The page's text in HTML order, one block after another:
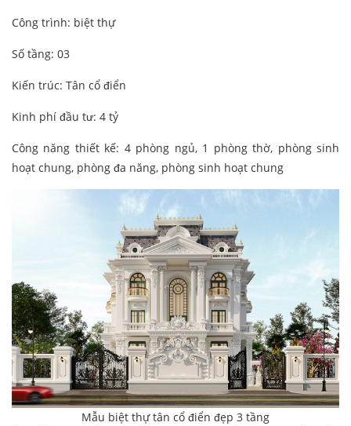
Công trình: biệt thự
Số tầng: 03
Kiến trúc: Tân cổ điển
Kinh phí đầu tư: 4 tỷ
Công năng thiết kế: 4 phòng ngủ, 1 phòng thờ, phòng sinh
hoạt chung, phòng đa năng, phòng sinh hoạt chung
Mẫu biệt thự tân cổ điển đẹp 3 tầng